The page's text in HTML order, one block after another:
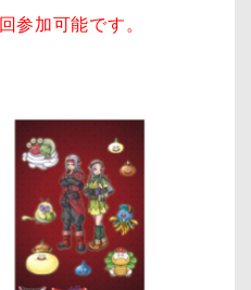
参加可能です。